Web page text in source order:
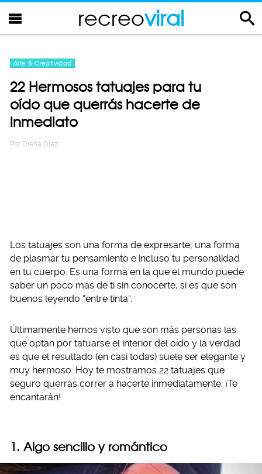
recreoviral
Arte & Creatividad
22 Hermosos tatuajes para tu
oído que querrás hacerte de
inmediato
Por Diana Diaz
Los tatuajes son una forma de expresarte, una forma
de plasmar tu pensamiento e incluso tu personalidad
en tu cuerpo. Es una forma en la que el mundo puede
saber un poco más de ti sin conocerte, si es que son
buenos leyendo “entre tinta”.
Últimamente hemos visto que son más personas las
que optan por tatuarse el interior del oído y la verdad
es que el resultado (en casi todas) suele ser elegante y
muy hermoso. Hoy te mostramos 22 tatuajes que
seguro querrás correr a hacerte inmediatamente. ¡Te
encantarán!
1. Algo sencillo y romántico